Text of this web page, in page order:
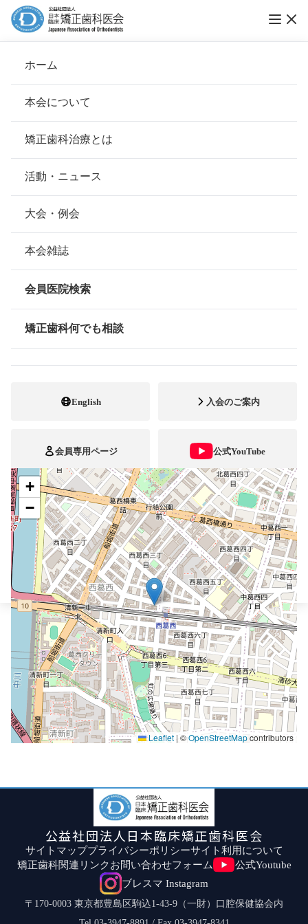
ホーム
本会について
会長挨拶
基本理念
組織について
本会の歴史
情報公開
矯正歯科治療とは
安心して治療を受けていただくための「6つの指針」
安心できる矯正歯科治療契約のための「7つの提言」
矯正歯科治療について
活動・ニュース
大会・例会
本会雑誌
会員医院検索
矯正歯科何でも相談
English 入会のご案内
会員専用ページ 公式YouTube
ブレスマ
ホーム 会員医院検索
田村矯正歯科
所在地
東京都江戸川区西葛西3-15-9共栄ビ
FAX番号 03-5674-8382
+
−
Leaflet | ©OpenStreetMapcontributors
公益社団法人日本臨床矯正歯科医会
サイトマッププライバシーポリシーサイト利用について
矯正歯科関連リンクお問い合わせフォーム
公式Youtube
ブレスマ Instagram
〒170-0003 東京都豊島区駒込1-43-9（一財）口腔保健協会内